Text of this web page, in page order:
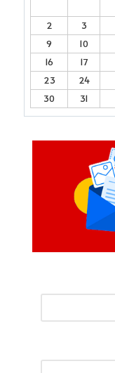
2
3
9
10
16
17
23
24
30
31